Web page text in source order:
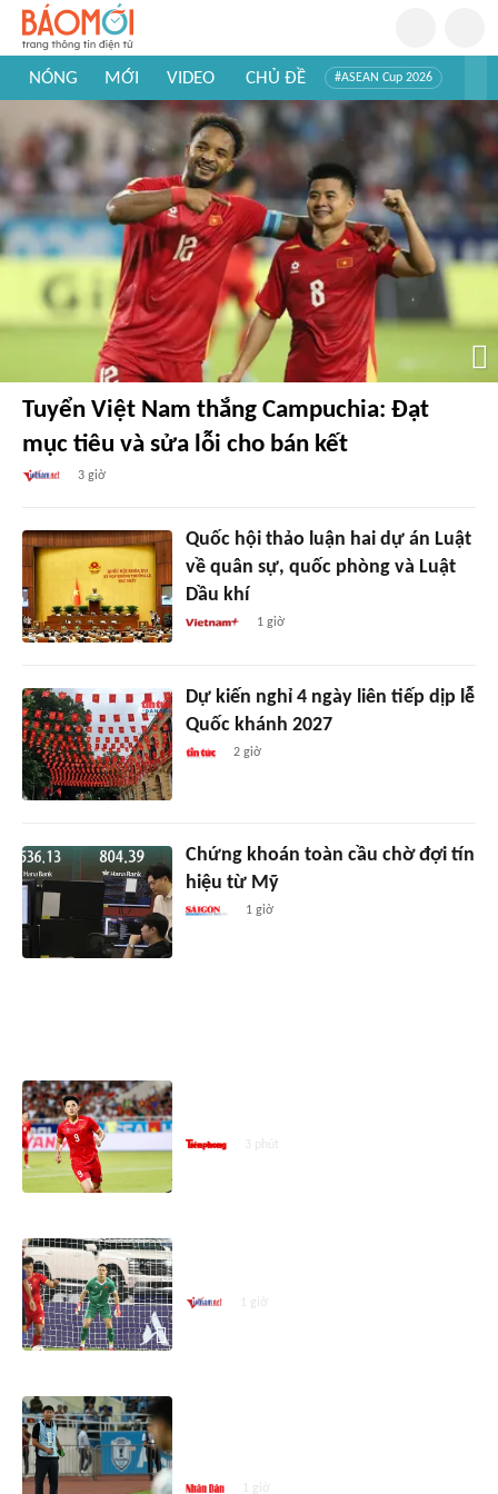
NÓNG MỚI VIDEO CHỦ ĐỀ #ASEAN Cup 2026
#Trí tuệ nhân tạo #Mỹ - Iran
#Khám phá Việt Nam
#Khám phá thế giới
Tuyển Việt Nam thắng Campuchia: Đạt
mục tiêu và sửa lỗi cho bán kết
3 giờ
Quốc hội thảo luận hai dự án Luật
về quân sự, quốc phòng và Luật
Dầu khí
1 giờ
Dự kiến nghỉ 4 ngày liên tiếp dịp lễ
Quốc khánh 2027
2 giờ
Chứng khoán toàn cầu chờ đợi tín
hiệu từ Mỹ
1 giờ
3 phút
1 giờ
1 giờ